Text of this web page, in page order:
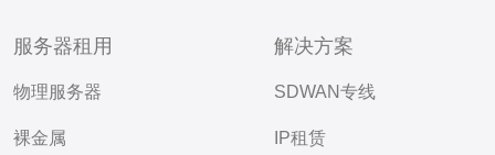
服务器租用
物理服务器
裸金属
解决方案
SDWAN专线
IP租赁